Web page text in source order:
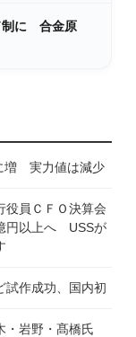
制に 合金原
増 実力値は減少
役員ＣＦＯ決算会
円以上へ USSが
作成功、国内初
・岩野・髙橋氏